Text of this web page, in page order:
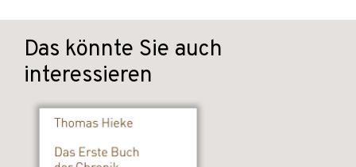
Das könnte Sie auch
interessieren